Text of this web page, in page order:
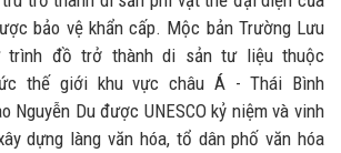
bảo vệ khẩn cấp. Mộc bản Trường Lưu
trình đồ trở thành di sản tư liệu thuộc
thế giới khu vực châu Á - Thái Bình
Nguyễn Du được UNESCO kỷ niệm và vinh
dựng làng văn hóa, tổ dân phố văn hóa